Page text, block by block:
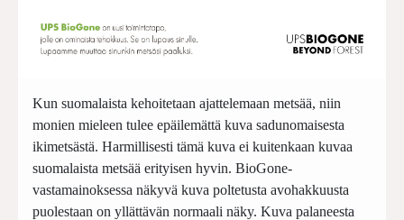
Kun suomalaista kehoitetaan ajattelemaan metsää, niin
monien mieleen tulee epäilemättä kuva sadunomaisesta
ikimetsästä. Harmillisesti tämä kuva ei kuitenkaan kuvaa
suomalaista metsää erityisen hyvin. BioGone-
vastamainoksessa näkyvä kuva poltetusta avohakkuusta
puolestaan on yllättävän normaali näky. Kuva palaneesta